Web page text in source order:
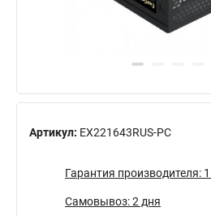
Артикул: EX221643RUS-PC
Гарантия производителя:
Самовывоз: 2 дня